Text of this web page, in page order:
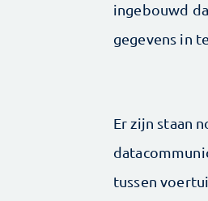
ingebouwd
gegevens in
Er zijn staan
tussen